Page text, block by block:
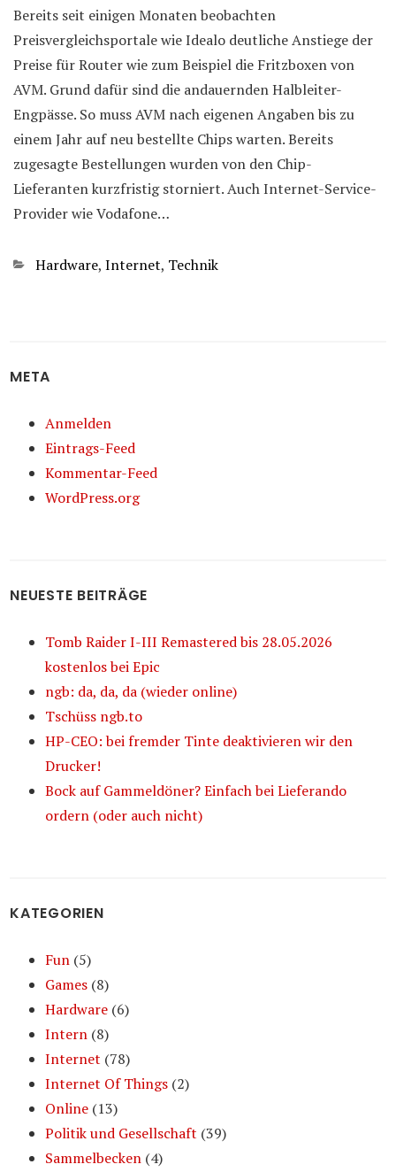
Bereits seit einigen Monaten beobachten
Preisvergleichsportale wie Idealo deutliche Anstiege der
Preise für Router wie zum Beispiel die Fritzboxen von
AVM. Grund dafür sind die andauernden Halbleiter-
Engpässe. So muss AVM nach eigenen Angaben bis zu
einem Jahr auf neu bestellte Chips warten. Bereits
zugesagte Bestellungen wurden von den Chip-
Lieferanten kurzfristig storniert. Auch Internet-Service-
Provider wie Vodafone…
Kategorien
Hardware, Internet, Technik
META
Anmelden
Eintrags-Feed
Kommentar-Feed
WordPress.org
NEUESTE BEITRÄGE
Tomb Raider I-III Remastered bis 28.05.2026
kostenlos bei Epic
ngb: da, da, da (wieder online)
Tschüss ngb.to
HP-CEO: bei fremder Tinte deaktivieren wir den
Drucker!
Bock auf Gammeldöner? Einfach bei Lieferando
ordern (oder auch nicht)
KATEGORIEN
Fun (5)
Games (8)
Hardware (6)
Intern (8)
Internet (78)
Internet Of Things (2)
Online (13)
Politik und Gesellschaft (39)
Sammelbecken (4)